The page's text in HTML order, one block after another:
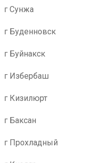
г Сунжа
г Буденновск
г Буйнакск
г Избербаш
г Кизилюрт
г Баксан
г Прохладный